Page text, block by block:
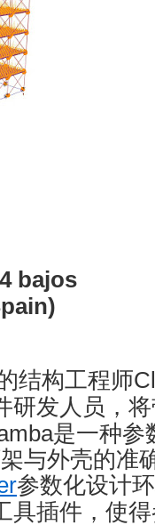
bajos
结构工程师
研发人员，
是一种
与外壳的准
参数化设计
具插件，使